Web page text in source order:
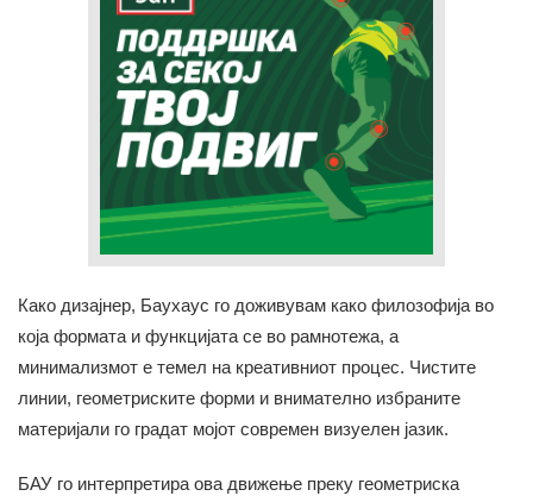
Како дизајнер, Баухаус го доживувам како филозофија во
која формата и функцијата се во рамнотежа, а
минимализмот е темел на креативниот процес. Чистите
линии, геометриските форми и внимателно избраните
материјали го градат мојот современ визуелен јазик.
БАУ го интерпретира ова движење преку геометриска